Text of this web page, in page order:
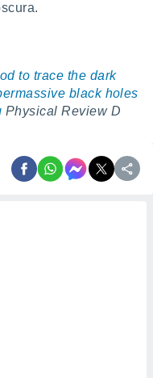
to trace the dark
black holes
Physical Review D